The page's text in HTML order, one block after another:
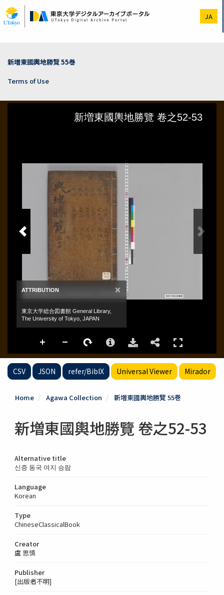
to
main
JA
新増東國輿地勝覽 55巻
Terms of Use
CSV JSON refer/BibIX Universal Viewer Mirador
Home Agawa Collection 新増東國輿地勝覽 55巻
新増東國輿地勝覽 卷之52-53
Alternative title
신증 동국 여지 승람
Language
Korean
Type
ChineseClassicalBook
Creator
盧 思慎
Publisher
[出版者不明]